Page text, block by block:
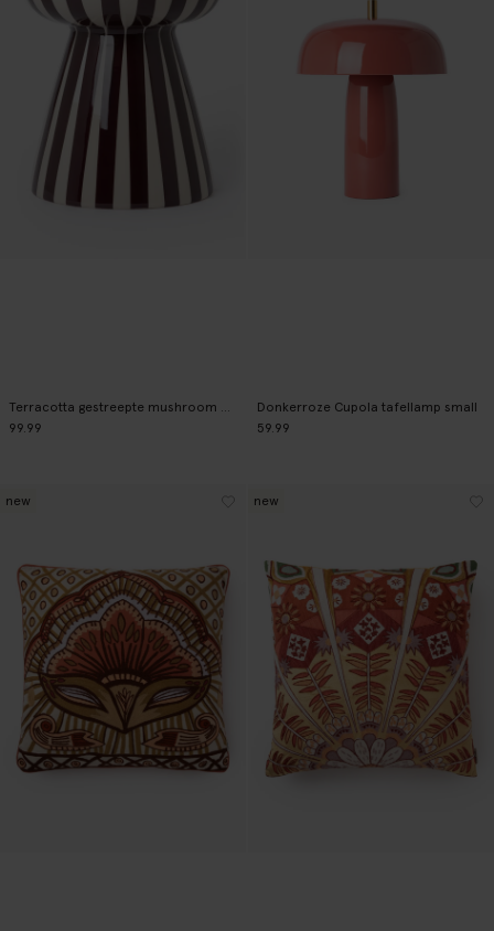
Terracotta gestreepte mushroom bijzettafel
99.99
Donkerroze Cupola tafellamp small
59.99
new new